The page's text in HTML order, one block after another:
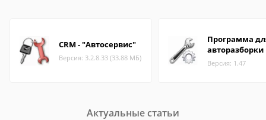
CRM - "Автосервис"
Версия: 3.2.8.33 (33.88 МБ)
Программа
авторазборки
Версия: 1.47
Актуальные статьи